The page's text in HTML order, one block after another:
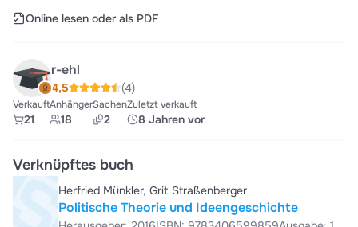
Online lesen oder als PDF
r-ehl
4,5 (4)
Verkauft
21
Anhänger
18
Sachen
2
Zuletzt verkauft
8 Jahren vor
Verknüpftes buch
Herfried Münkler, Grit Straßenberger
Politische Theorie und Ideengeschichte